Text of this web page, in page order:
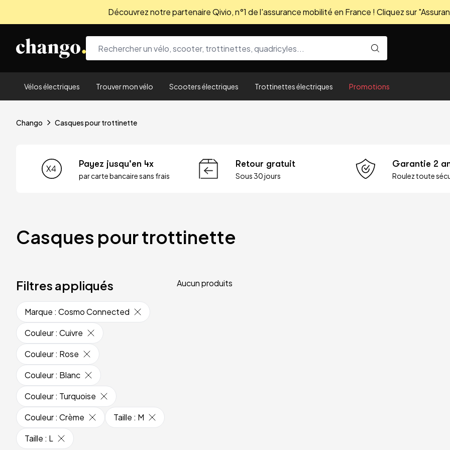
Découvrez notre partenaire Qivio, n°1 de l'assurance mobilité en France ! Cliquez sur
Vélos électriques Trouver mon vélo Scooters électriques Trottinettes électriques Promotions
Chango Casques pour trottinette
Payez jusqu'en 4x
par carte bancaire sans frais
Retour gratuit
Sous 30 jours
Garantie 2
Roulez toute
Casques pour trottinette
Filtres appliqués
Marque : Cosmo Connected
Couleur: Cuivre
Couleur: Rose
Couleur: Blanc
Couleur: Turquoise
Couleur: Crème Taille : M
Taille : L
Aucun produits